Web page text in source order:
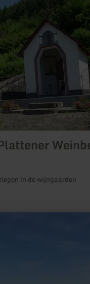
in de wijngaarden